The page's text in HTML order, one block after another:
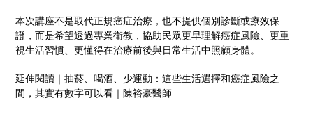
本次講座不是取代正規癌症治療，也不提供個別診斷或療效保
證，而是希望透過專業衛教，協助民眾更早理解癌症風險、更重
視生活習慣、更懂得在治療前後與日常生活中照顧身體。
延伸閱讀｜抽菸、喝酒、少運動：這些生活選擇和癌症風險之
間，其實有數字可以看｜陳裕豪醫師